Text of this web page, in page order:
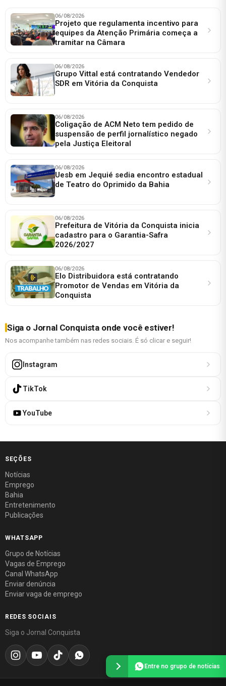
06/08/2026
Projeto que regulamenta incentivo para
equipes da Atenção Primária começa a
tramitar na Câmara
06/08/2026
Grupo Vittal está contratando Vendedor
SDR em Vitória da Conquista
06/08/2026
Coligação de ACM Neto tem pedido de
suspensão de perfil jornalístico negado
pela Justiça Eleitoral
06/08/2026
Uesb em Jequié sedia encontro estadual
de Teatro do Oprimido da Bahia
06/08/2026
Prefeitura de Vitória da Conquista inicia
cadastro para o Garantia-Safra
2026/2027
06/08/2026
Elo Distribuidora está contratando
Promotor de Vendas em Vitória da
Conquista
Siga o Jornal Conquista onde você estiver!
Nos acompanhe também nas redes sociais. É só clicar e seguir!
Instagram
TikTok
YouTube
SEÇÕES
Notícias
Emprego
Bahia
Entretenimento
Publicações
WHATSAPP
Grupo de Notícias
Vagas de Emprego
Canal WhatsApp
Enviar denúncia
Enviar vaga de emprego
REDES SOCIAIS
Siga o Jornal Conquista
Entre no grupo de notícias